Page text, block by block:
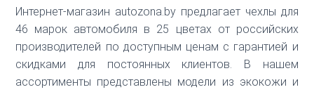
Интернет-магазин autozona.by предлагает чехлы для
46 марок автомобиля в 25 цветах от российских
производителей по доступным ценам с гарантией и
скидками для постоянных клиентов. В нашем
ассортименты представлены модели из экокожи и